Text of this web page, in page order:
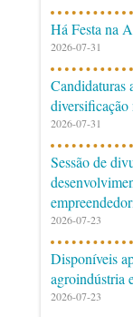
Há Festa na
2026-07-31
Candidaturas
diversificação
2026-07-31
Sessão de
2026-07-23
Disponíveis
agroindústria
2026-07-23